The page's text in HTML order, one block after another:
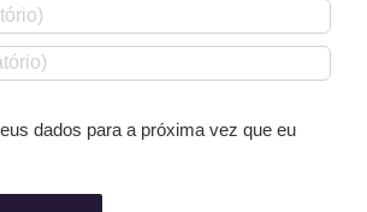
dados para a próxima vez que eu